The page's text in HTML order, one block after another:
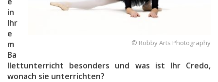
© Robby Arts Photography
in
Ihr
e
m
Ba
llettunterricht besonders und was ist Ihr Credo,
wonach sie unterrichten?